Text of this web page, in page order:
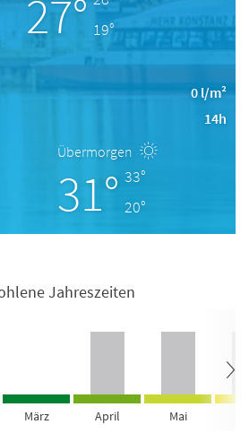
27° 19°
0 l/m²
14h
Übermorgen
31° 33°
20°
Jahreszeiten
März April Mai